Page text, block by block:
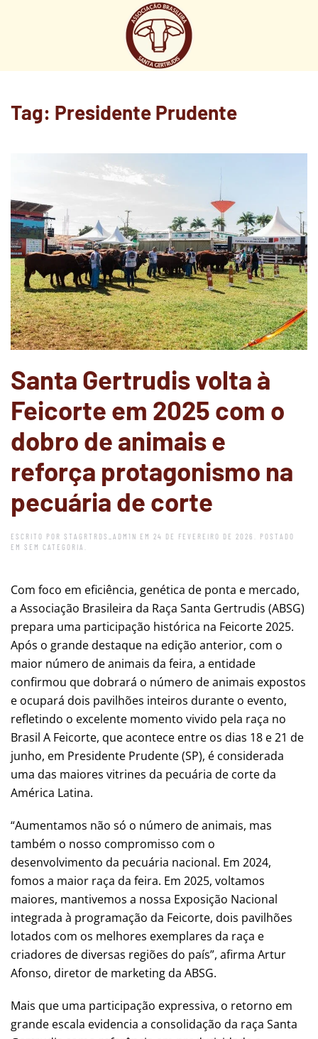
Tag: Presidente Prudente
Santa Gertrudis volta à
Feicorte em 2025 com o
dobro de animais e
reforça protagonismo na
pecuária de corte
ESCRITO POR STAGRTRDS_ADM1N EM 24 DE FEVEREIRO DE 2026
. POSTADO
EM SEM CATEGORIA
Com foco em eficiência, genética de ponta e mercado,
a Associação Brasileira da Raça Santa Gertrudis (ABSG)
prepara uma participação histórica na Feicorte 2025.
Após o grande destaque na edição anterior, com o
maior número de animais da feira, a entidade
confirmou que dobrará o número de animais expostos
e ocupará dois pavilhões inteiros durante o evento,
refletindo o excelente momento vivido pela raça no
Brasil A Feicorte, que acontece entre os dias 18 e 21 de
junho, em Presidente Prudente (SP), é considerada
uma das maiores vitrines da pecuária de corte da
América Latina.
“Aumentamos não só o número de animais, mas
também o nosso compromisso com o
desenvolvimento da pecuária nacional. Em 2024,
fomos a maior raça da feira. Em 2025, voltamos
maiores, mantivemos a nossa Exposição Nacional
integrada à programação da Feicorte, dois pavilhões
lotados com os melhores exemplares da raça e
criadores de diversas regiões do país”, afirma Artur
Afonso, diretor de marketing da ABSG.
Mais que uma participação expressiva, o retorno em
grande escala evidencia a consolidação da raça Santa